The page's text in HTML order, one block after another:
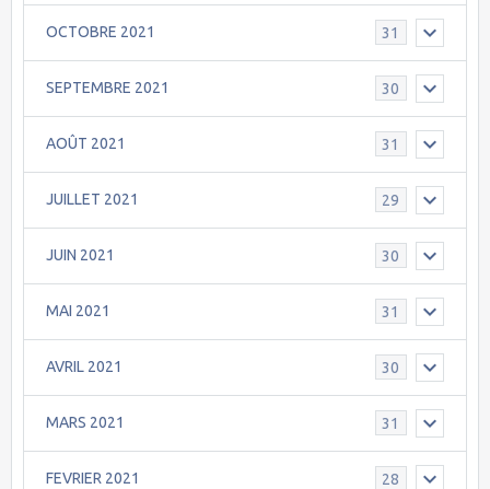
OCTOBRE 2021 31
SEPTEMBRE 2021 30
AOÛT 2021 31
JUILLET 2021 29
JUIN 2021 30
MAI 2021 31
AVRIL 2021 30
MARS 2021 31
FEVRIER 2021 28